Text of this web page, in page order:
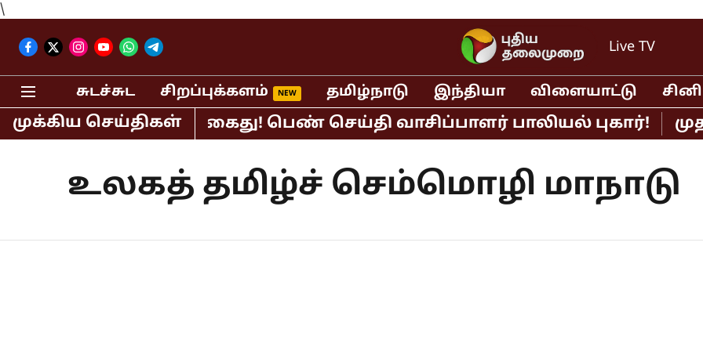
\
Live TV
சுடச்சுட சிறப்புக்களம் தமிழ்நாடு இந்தியா விளையாட்டு
முக்கிய செய்திகள்
பி.ஆர்.சுந்தர் கைது! பெண் செய்தி வாசிப்பாளர் பாலியல் புகார்!
உலகத் தமிழ்ச் செம்மொழி மாநாடு